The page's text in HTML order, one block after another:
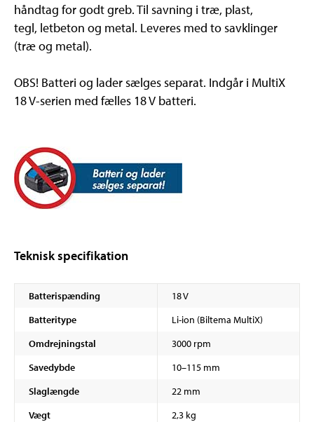
håndtag for godt greb. Til savning i træ, plast,
tegl, letbeton og metal. Leveres med to savklinger
(træ og metal).
OBS! Batteri og lader sælges separat. Indgår i MultiX
18 V-serien med fælles 18 V batteri.
Teknisk specifikation
Batterispænding
18 V
Batteritype
Li-ion (Biltema MultiX)
Omdrejningstal
3000 rpm
Savedybde
10–115 mm
Slaglængde
22 mm
Vægt
2,3 kg